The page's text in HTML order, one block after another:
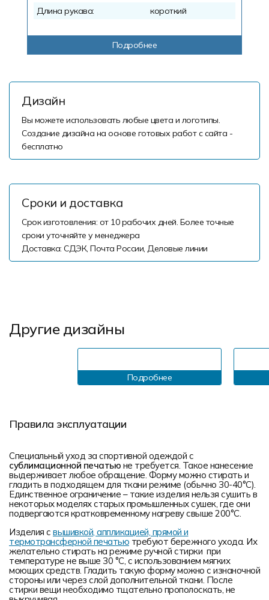
Длина рукава:
короткий
Подробнее
Дизайн
Вы можете использовать любые цвета и логотипы.
Создание дизайна на основе готовых работ с сайта -
бесплатно
Сроки и доставка
Срок изготовления: от 10 рабочих дней. Более точные
сроки уточняйте у менеджера
Доставка: СДЭК, Почта России, Деловые линии
Другие дизайны
Подробнее
Правила эксплуатации
Специальный уход за спортивной одеждой с
сублимационной печатью не требуется. Такое нанесение
выдерживает любое обращение. Форму можно стирать и
гладить в подходящем для ткани режиме (обычно 30-40°С).
Единственное ограничение – такие изделия нельзя сушить в
некоторых моделях старых промышленных сушек, где они
подвергаются кратковременному нагреву свыше 200°С.
Изделия с вышивкой, аппликацией, прямой и
термотрансферной печатью требуют бережного ухода. Их
желательно стирать на режиме ручной стирки при
температуре не выше 30 °C, с использованием мягких
моющих средств. Гладить такую форму можно с изнаночной
стороны или через слой дополнительной ткани. После
стирки вещи необходимо тщательно прополоскать, не